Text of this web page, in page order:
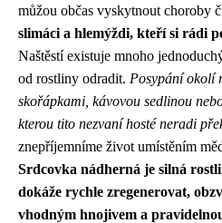
můžou občas vyskytnout choroby
slimáci a hlemýždi, kteří si rádi
Naštěstí existuje mnoho
od rostliny odradit. Posypání okolí
skořápkami, kávovou sedlinou
kterou tito nezvaní hosté neradi
znepříjemníme život umístěním
Srdcovka nádherná je silná
dokáže rychle zregenerovat,
vhodným hnojivem a